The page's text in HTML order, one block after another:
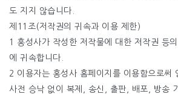
도 지지 않습니다.
제11조(저작권의 귀속과 이용 제한)
1 홍성사가 작성한 저작물에 대한 저작권 등
에 귀속합니다.
2 이용자는 홍성사 홈페이지를 이용함으로써
사전 승낙 없이 복제, 송신, 출판, 배포, 방송